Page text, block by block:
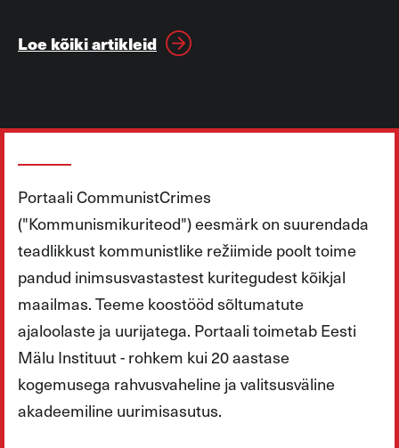
Loe kõiki artikleid
Portaali CommunistCrimes
("Kommunismikuriteod") eesmärk on suurendada
teadlikkust kommunistlike režiimide poolt toime
pandud inimsusvastastest kuritegudest kõikjal
maailmas. Teeme koostööd sõltumatute
ajaloolaste ja uurijatega. Portaali toimetab Eesti
Mälu Instituut - rohkem kui 20 aastase
kogemusega rahvusvaheline ja valitsusväline
akadeemiline uurimisasutus.